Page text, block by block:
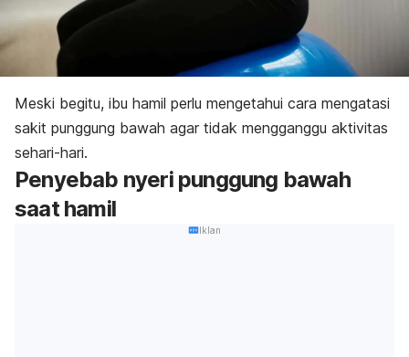
Meski begitu, ibu hamil perlu mengetahui cara mengatasi
sakit punggung bawah agar tidak mengganggu aktivitas
sehari-hari.
Penyebab nyeri punggung bawah
saat hamil
Iklan